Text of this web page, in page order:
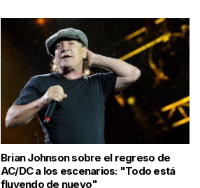
Brian Johnson sobre el regreso de
AC/DC a los escenarios: "Todo está
fluyendo de nuevo"